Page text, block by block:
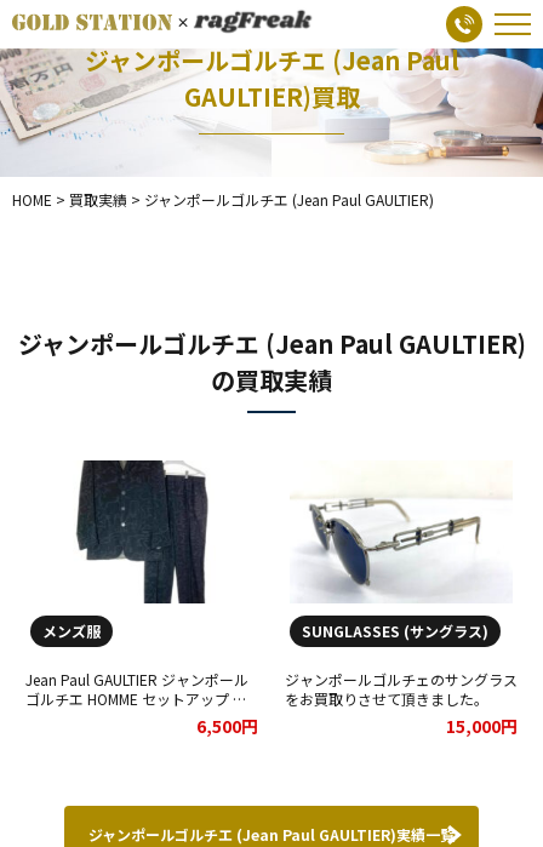
ジャンポールゴルチエ (Jean Paul
GAULTIER)買取
HOME > 買取実績 > ジャンポールゴルチエ (Jean Paul GAULTIER)
ジャンポールゴルチエ (Jean Paul GAULTIER)
の買取実績
メンズ服
Jean Paul GAULTIER ジャンポール
ゴルチエ HOMME セットアップ ジ
ャケット パンツ ブラックをお買取
りさせていただきました。6,500円
SUNGLASSES (サングラス)
ジャンポールゴルチェのサングラス
をお買取りさせて頂きました。
15,000円
ジャンポールゴルチエ (Jean Paul GAULTIER)実績一覧